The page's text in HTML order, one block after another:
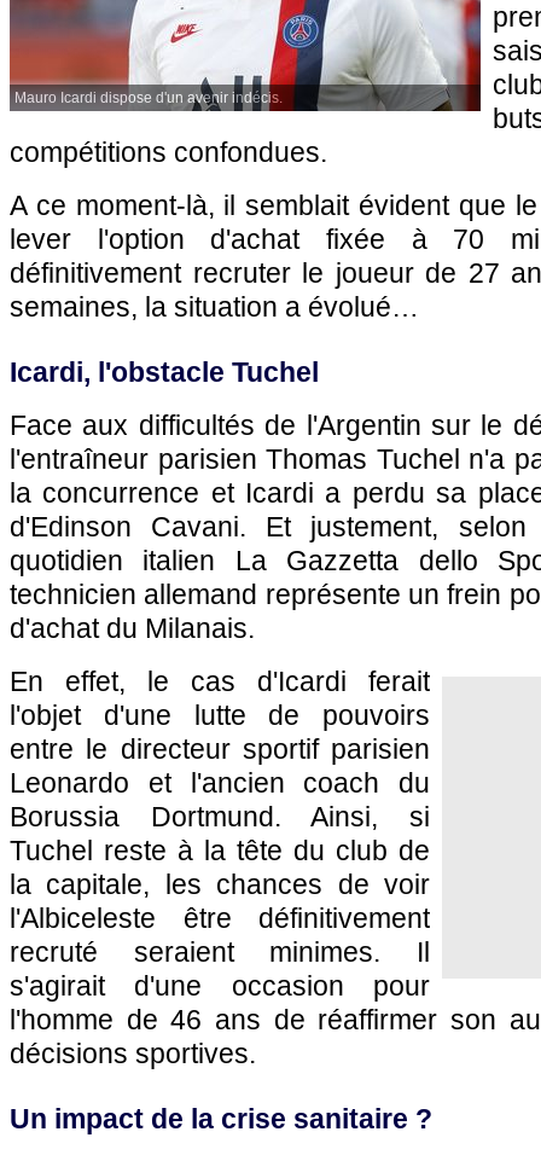
Mauro Icardi dispose d'un avenir indécis.
compétitions confondues.
A ce moment-là, il semblait évident que
lever l'option d'achat fixée à 70
définitivement recruter le joueur de 27
semaines, la situation a évolué…
Icardi, l'obstacle Tuchel
Face aux difficultés de l'Argentin sur le
l'entraîneur parisien Thomas Tuchel n'a
la concurrence et Icardi a perdu sa
d'Edinson Cavani. Et justement,
quotidien italien La Gazzetta dello
technicien allemand représente un frein
d'achat du Milanais.
En effet, le cas d'Icardi ferait
l'objet d'une lutte de pouvoirs
entre le directeur sportif parisien
Leonardo et l'ancien coach du
Borussia Dortmund. Ainsi, si
Tuchel reste à la tête du club de
la capitale, les chances de voir
l'Albiceleste être définitivement
recruté seraient minimes. Il
s'agirait d'une occasion pour
l'homme de 46 ans de réaffirmer son
décisions sportives.
Un impact de la crise sanitaire ?